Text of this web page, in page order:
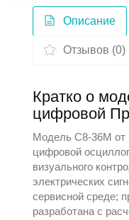
Описание
Отзывов (0)
Кратко о
цифровой
Модель С8-36М от
цифровой
визуального
электрических
сервисной среде;
разработана с